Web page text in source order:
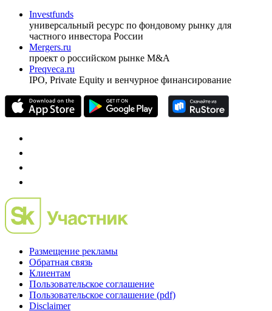
Investfunds
универсальный ресурс по фондовому рынку для
частного инвестора России
Mergers.ru
проект о российском рынке M&A
Preqveca.ru
IPO, Private Equity и венчурное финансирование
Размещение рекламы
Обратная связь
Клиентам
Пользовательское соглашение
Пользовательское соглашение (pdf)
Disclaimer